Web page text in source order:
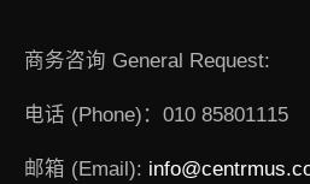
商务咨询 General Request:
电话 (Phone)：010 85801115
邮箱 (Email):